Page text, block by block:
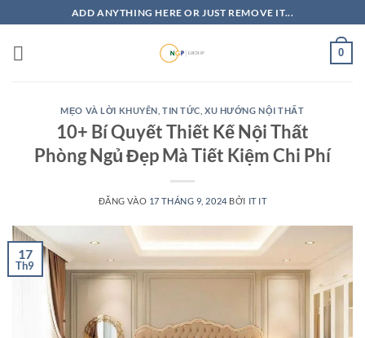
qua
nội
ADD ANYTHING HERE OR JUST REMOVE IT...
0
MẸO VÀ LỜI KHUYÊN ,TIN TỨC ,XU HƯỚNG NỘI THẤT
10+ Bí Quyết Thiết Kế Nội Thất
Phòng Ngủ Đẹp Mà Tiết Kiệm Chi Phí
ĐĂNG VÀO 17 THÁNG 9, 2024 BỞI IT IT
17
Th9